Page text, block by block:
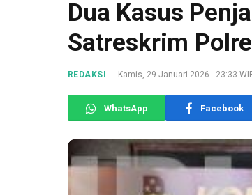
Dua Kasus
Satreskrim
REDAKSI Kamis, 29 Januari 2026 - 23:33
WhatsApp Facebook